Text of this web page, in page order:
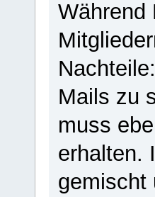
Während
Mails zu
muss
erhalten.
gemischt